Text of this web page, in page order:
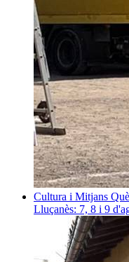
Cultura i Mitjans
Lluçanès: 7, 8 i 9